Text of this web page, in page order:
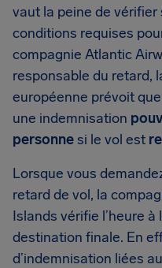
vaut la peine de
conditions requises
compagnie Atlantic
responsable du retard,
européenne prévoit
une indemnisation
personnesi le vol est
Lorsque vous
retard de vol, la
Islands vérifie l’heure
destination finale. En
d’indemnisation liées